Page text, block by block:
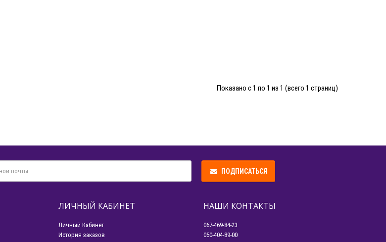
Показано с 1 по 1 из 1 (всего 1 страниц)
ПОДПИСАТЬСЯ
ЛИЧНЫЙ КАБИНЕТ
Личный Кабинет
История заказов
НАШИ КОНТАКТЫ
067-469-84-23
050-404-89-00